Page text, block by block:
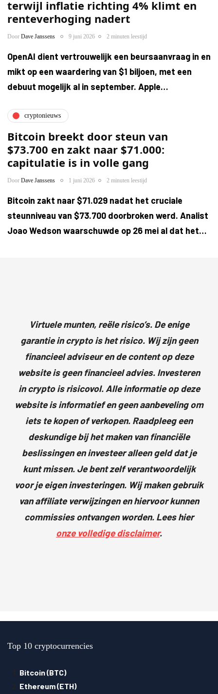
terwijl inflatie richting 4% klimt en
renteverhoging nadert
Door Dave Janssens 9 juni 2026 2 minuten leestijd
OpenAI dient vertrouwelijk een beursaanvraag in en
mikt op een waardering van $1 biljoen, met een
debuut mogelijk al in september. Apple…
cryptonieuws
Bitcoin breekt door steun van
$73.700 en zakt naar $71.000:
capitulatie is in volle gang
Door Dave Janssens 1 juni 2026 2 minuten leestijd
Bitcoin zakt naar $71.029 nadat het cruciale
steunniveau van $73.700 doorbroken werd. Analist
Joao Wedson waarschuwde op 26 mei al dat het…
Virtuele munten, reële risico’s. De enige
garantie in crypto is het risico. Wij zijn geen
financieel adviseur en de content op deze
website is geen financieel advies. Investeren
in crypto is risicovol. Alle informatie op deze
website is informatief en geen aanbeveling om
iets te kopen of verkopen. Raadpleeg een
deskundige bij het maken van financiële
beslissingen en investeer alleen geld dat je
kunt missen. Je bent zelf verantwoordelijk
voor je eigen investeringen. Wij maken gebruik
van affiliate verwijzingen en hiervoor kunnen
commissies ontvangen worden. Lees hier
onze volledige disclaimer.
Top 10 cryptocurrencies
Bitcoin (BTC)
Ethereum (ETH)